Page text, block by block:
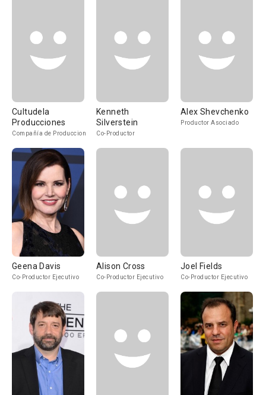
Cultudela
Producciones
Compañía de Produccion
Kenneth
Silverstein
Co-Productor
Alex Shevchenko
Productor Asociado
Geena Davis
Co-Productor Ejecutivo
Alison Cross
Co-Productor Ejecutivo
Joel Fields
Co-Productor Ejecutivo